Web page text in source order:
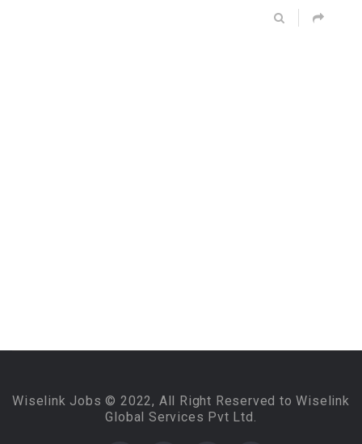
Wiselink Jobs © 2022, All Right Reserved to Wiselink
Global Services Pvt Ltd.